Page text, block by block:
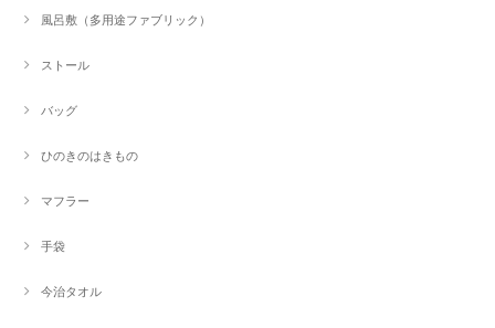
風呂敷（多用途ファブリック）
ストール
バッグ
ひのきのはきもの
マフラー
手袋
今治タオル